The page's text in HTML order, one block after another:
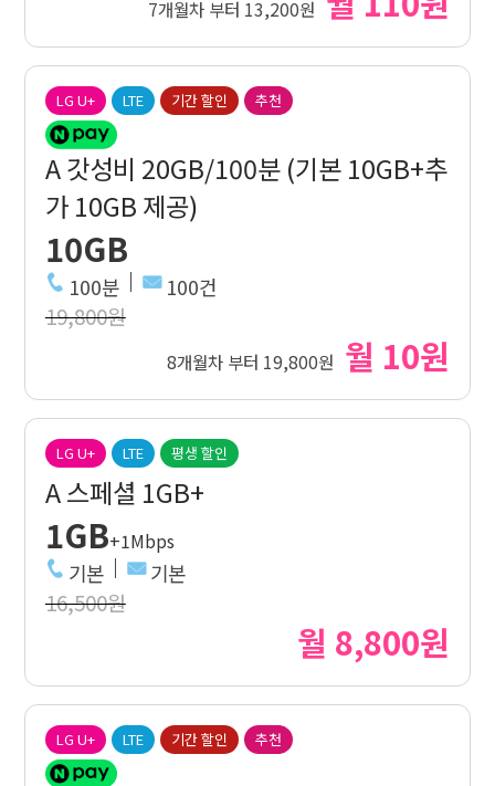
7개월차 부터 13,200원
LG U+ LTE 기간 할인 추천
A 갓성비 20GB/100분 (기본 10GB+추
가 10GB 제공)
10GB
100분 100건
19,800원
8개월차 부터 19,800원 월 10원
LG U+ LTE 평생 할인
A 스페셜 1GB+
1GB+1Mbps
기본 기본
16,500원
월 8,800원
LG U+ LTE 기간 할인 추천